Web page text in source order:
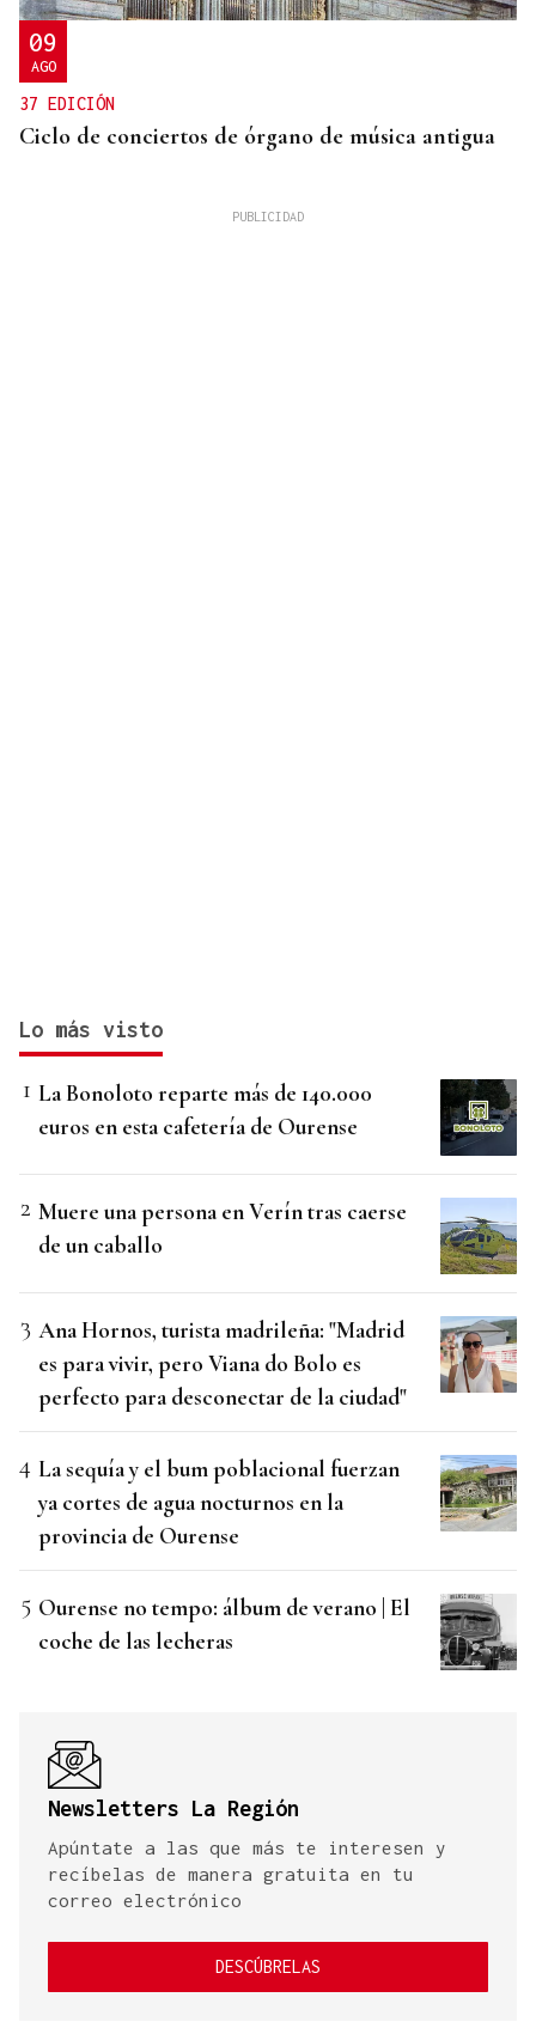
09
AGO
37 EDICIÓN
Ciclo de conciertos de órgano de música antigua
Lo más visto
La Bonoloto reparte más de 140.000
euros en esta cafetería de Ourense
Muere una persona en Verín tras caerse
de un caballo
Ana Hornos, turista madrileña: "Madrid
es para vivir, pero Viana do Bolo es
perfecto para desconectar de la ciudad"
La sequía y el bum poblacional fuerzan
ya cortes de agua nocturnos en la
provincia de Ourense
Ourense no tempo: álbum de verano | El
coche de las lecheras
Newsletters La Región
Apúntate a las que más te interesen y
recíbelas de manera gratuita en tu
correo electrónico
DESCÚBRELAS